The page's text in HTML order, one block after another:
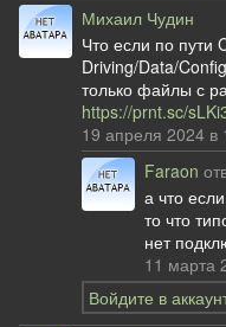
Михаил Чудин
Что если по пути
Driving/Data/
только файлы с
https://prnt.sc/
19 апреля 2024 в
Faraon
а что
то что
нет
11 марта
Войдите в